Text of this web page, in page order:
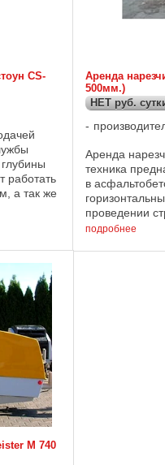
CS-
работать
а так же
Аренда
500мм.)
НЕТ руб.
Аренда
техника
в
проведении
ремонте
подробнее
M 740